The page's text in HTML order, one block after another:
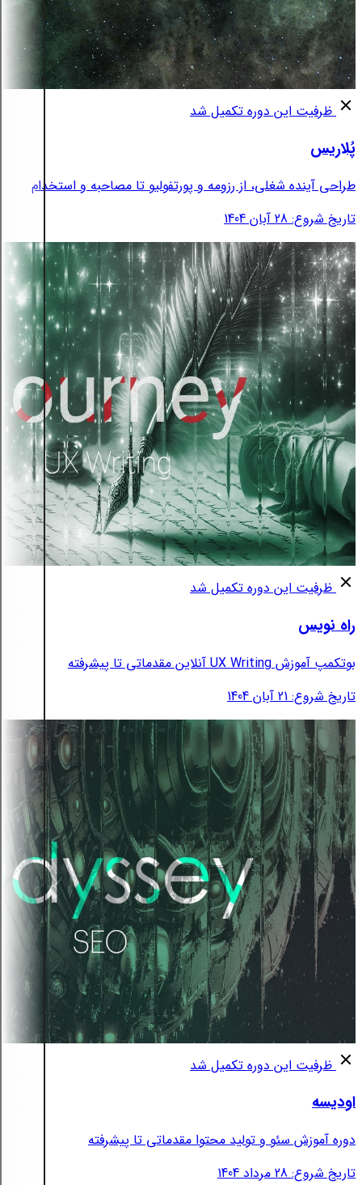
ظرفیت این دوره تکمیل شد
پُلاریس
طراحی آینده شغلی، از رزومه و پورتفولیو تا مصاحبه و استخدام
تاریخ شروع: 28 آبان 1404
ظرفیت این دوره تکمیل شد
راه نویس
بوتکمپ آموزش UX Writing آنلاین مقدماتی تا پیشرفته
تاریخ شروع: 21 آبان 1404
ظرفیت این دوره تکمیل شد
اودیسه
دوره آموزش سئو و تولید محتوا مقدماتی تا پیشرفته
تاریخ شروع: 28 مرداد 1404